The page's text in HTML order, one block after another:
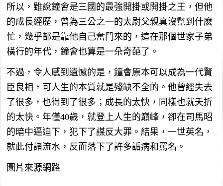
所以，雖說鐘會是三國的最強開掛或開掛之王，但他
的成長經歷，曾為三公之一的太尉父親真沒幫到什麽
忙，幾乎都是靠他自己奮鬥來的，這在那個世家子弟
橫行的年代，鐘會也算是一朵奇葩了。
不過，令人感到遺憾的是，鐘會原本可以成為一代賢
臣良相，可人生的本質就是殘缺不全的。他曾經失去
了很多，也得到了很多；成長的太快，同樣也就夭折
的太快。年僅40歲，就登上人生的巔峰，卻在司馬昭
的暗中逼迫下，犯下了謀反大罪。結果，一世英名，
就此付諸流水，反而落下了許多詬病和罵名。
圖片來源網路